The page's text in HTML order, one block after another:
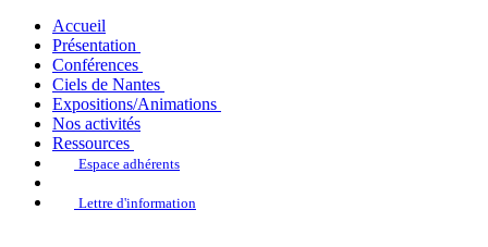
Accueil
Présentation
Conférences
Ciels de Nantes
Expositions/Animations
Nos activités
Ressources
Espace adhérents
Lettre d'information